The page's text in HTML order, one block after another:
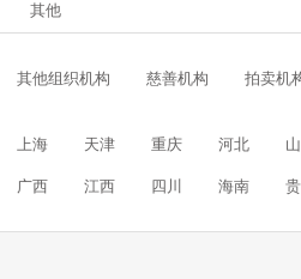
其他
其他组织机构 慈善机构 拍卖机
上海 天津 重庆 河北
广西 江西 四川 海南